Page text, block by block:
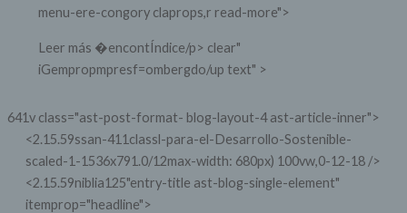
menu-ere-congory claprops,r read-more">
Leer más �encontÍndice/p> clear"
iGempropmpresf=ombergdo/up text" >
641v class="ast-post-format- blog-layout-4 ast-article-inner">
<2.15.59ssan-411classl-para-el-Desarrollo-Sostenible-
scaled-1-1536x791.0/12max-width: 680px) 100vw,0-12-18 />
<2.15.59niblia125"entry-title ast-blog-single-element"
itemprop="headline">